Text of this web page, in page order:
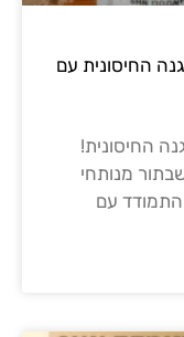
החיסונית עם
החיסונית!
מנותחי
עם